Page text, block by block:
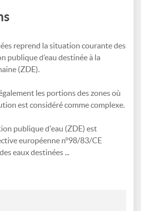
reprend la situation courante des
publique d’eau destinée à la
(ZDE).
les portions des zones où
est considéré comme complexe.
publique d'eau (ZDE) est
européenne n°98/83/CE
eaux destinées ...